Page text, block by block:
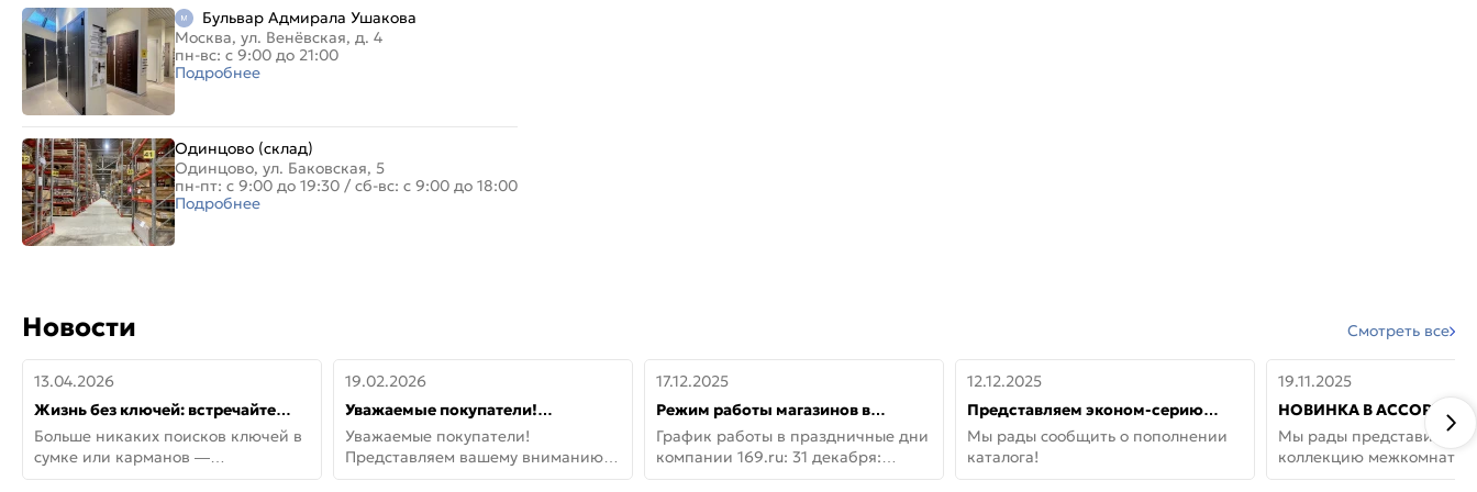
Бульвар Адмирала Ушакова
Москва, ул. Венёвская, д. 4
пн-вс: с 9:00 до 21:00
Подробнее
Одинцово (склад)
Одинцово, ул. Баковская, 5
пн-пт: с 9:00 до 19:30 / сб-вс: с 9:00 до 18:00
Подробнее
Новости Смотреть все
13.04.2026
Жизнь без ключей: встречайте
новую дверь СИТИ ИНТЕГРА
АйКью!
Больше никаких поисков ключей в
сумке или карманов —
представляем СИТИ ИНТЕГРА
19.02.2026
Уважаемые покупатели!
Представляем вашему вниманию
новинки от Armadillo!
Уважаемые покупатели!
Представляем вашему вниманию
новинки от Armadillo! Новая
17.12.2025
Режим работы магазинов в
праздничные дни с 31 декабря по
11 января
График работы в праздничные дни
компании 169.ru: 31 декабря:
Заказы, самовывоз и доставки —
12.12.2025
Представляем эконом-серию
дверей от бренда Portika, где цена
не значит «просто»
Мы рады сообщить о пополнении
каталога!
19.11.2025
НОВИНКА В
ДВЕРИ GLOSSMAT —
НЕОКЛАССИКА И УЮТ
Мы рады представить
коллекцию
GlossMat